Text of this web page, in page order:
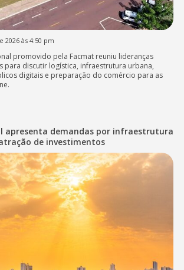
2026 às 4:50 pm
promovido pela Facmat reuniu lideranças
para discutir logística, infraestrutura urbana,
digitais e preparação do comércio para as
apresenta demandas por infraestrutura
de investimentos